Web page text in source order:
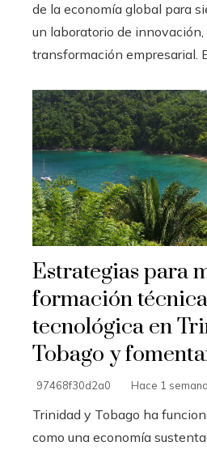
de la economía global para
un laboratorio de innovación,
transformación empresarial.
Estrategias para
formación
tecnológica en
Tobago y
97468f30d2a0 Hace 1 semana
Trinidad y Tobago ha
como una economía